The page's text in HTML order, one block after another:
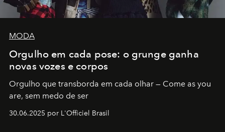
MODA
Orgulho em cada pose: o grunge ganha
novas vozes e corpos
Orgulho que transborda em cada olhar — Come as you
are, sem medo de ser
30.06.2025 por L'Officiel Brasil